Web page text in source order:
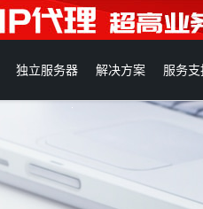
独立服务器 解决方案 服务支